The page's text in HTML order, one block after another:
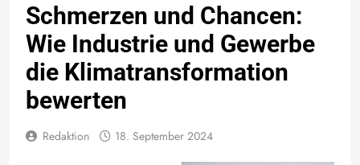
Schmerzen und Chancen:
Wie Industrie und Gewerbe
die Klimatransformation
bewerten
Redaktion 18. September 2024